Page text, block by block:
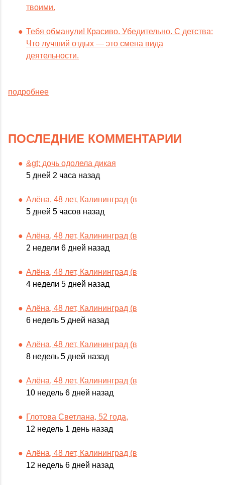
твоими.
Тебя обманули! Красиво. Убедительно. С детства:
Что лучший отдых — это смена вида
деятельности.
подробнее
ПОСЛЕДНИЕ КОММЕНТАРИИ
&gt; дочь одолела дикая
5 дней 2 часа назад
Алёна, 48 лет, Калининград (в
5 дней 5 часов назад
Алёна, 48 лет, Калининград (в
2 недели 6 дней назад
Алёна, 48 лет, Калининград (в
4 недели 5 дней назад
Алёна, 48 лет, Калининград (в
6 недель 5 дней назад
Алёна, 48 лет, Калининград (в
8 недель 5 дней назад
Алёна, 48 лет, Калининград (в
10 недель 6 дней назад
Глотова Светлана, 52 года,
12 недель 1 день назад
Алёна, 48 лет, Калининград (в
12 недель 6 дней назад